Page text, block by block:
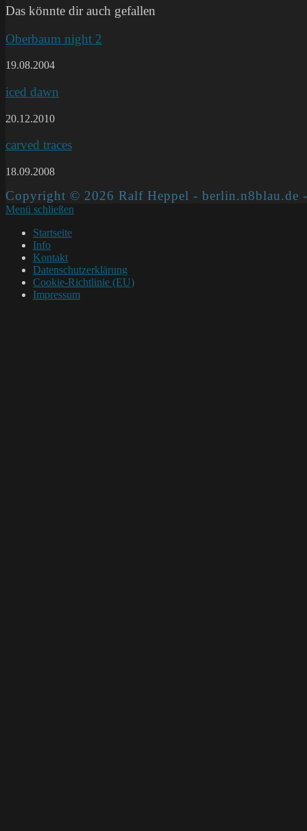
Das könnte dir auch gefallen
Oberbaum night 2
19.08.2004
iced dawn
20.12.2010
carved traces
18.09.2008
Copyright © 2026 Ralf Heppel - berlin.n8blau.de
Menü schließen
Startseite
Info
Kontakt
Datenschutzerklärung
Cookie-Richtlinie (EU)
Impressum